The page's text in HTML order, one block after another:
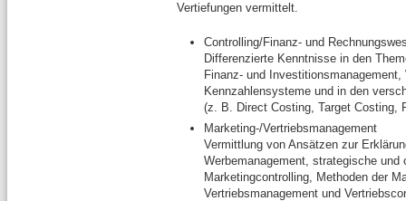
Vertiefungen vermittelt.
Controlling/Finanz- und
Differenzierte Kenntnisse in den
Finanz- und
Kennzahlensysteme und in den
(z. B. Direct Costing, Target Costing,
Marketing-/Vertriebsmanagement
Vermittlung von Ansätzen zur
Werbemanagement, strategische
Marketingcontrolling, Methoden der
Vertriebsmanagement und